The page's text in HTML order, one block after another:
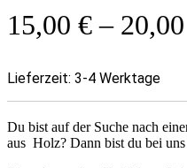
15,00 €– 20,00
Lieferzeit: 3-4 Werktage
Du bist auf der Suche nach
aus Holz? Dann bist du bei